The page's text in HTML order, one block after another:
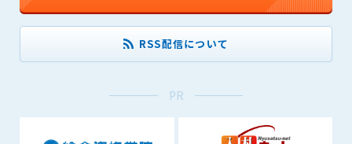
RSS配信について
PR
(7) 公序良俗に反する行為
(8) 犯罪的行為に結びつく行為
(9) その他、法律に反する行為
(10) 建設資料館から知り得た情報及びダウンロードした情報
に第三者に提供すること